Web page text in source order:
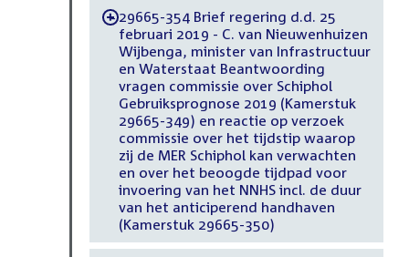
-29665-354 Brief regering d.d. 25
februari 2019 - C. van Nieuwenhuizen
Wijbenga, minister van Infrastructuur
en Waterstaat Beantwoording
vragen commissie over Schiphol
Gebruiksprognose 2019 (Kamerstuk
29665-349) en reactie op verzoek
commissie over het tijdstip waarop
zij de MER Schiphol kan verwachten
en over het beoogde tijdpad voor
invoering van het NNHS incl. de duur
van het anticiperend handhaven
(Kamerstuk 29665-350)